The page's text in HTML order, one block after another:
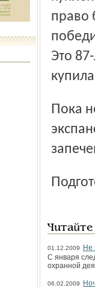
право
Это
Пока неясно, удастся ли ивановцам отразить хлебную
01.12.2009
Не
С января
охранной
06.02.2009